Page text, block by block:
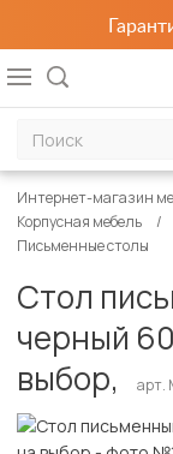
Интернет-магазин
Корпусная мебель
Письменные столы
Стол
черный
выбор,
арт.